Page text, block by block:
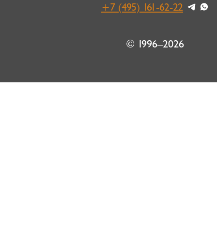
+7 (495) 161-62-22
© 1996–2026